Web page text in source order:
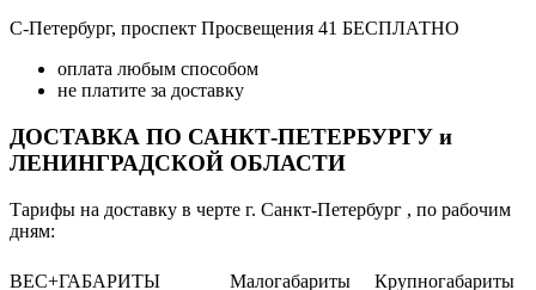
С-Петербург, проспект Просвещения 41 БЕСПЛАТНО
оплата любым способом
не платите за доставку
ДОСТАВКА ПО САНКТ-ПЕТЕРБУРГУ и
ЛЕНИНГРАДСКОЙ ОБЛАСТИ
Тарифы на доставку в черте г. Санкт-Петербург , по рабочим
дням:
ВЕС+ГАБАРИТЫ Малогабариты Крупногабариты